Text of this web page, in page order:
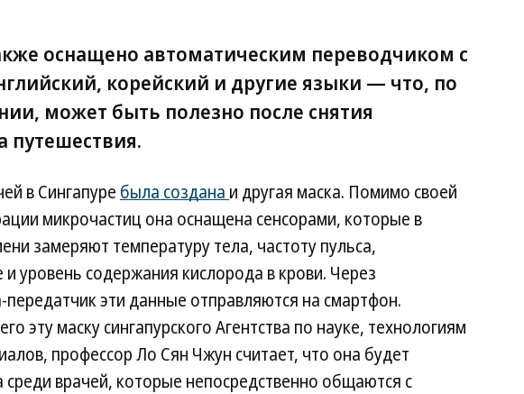
оснащено автоматическим переводчиком с
корейский и другие языки — что, по
может быть полезно после снятия
путешествия.
в Сингапуре была создана и другая маска. Помимо своей
микрочастиц она оснащена сенсорами, которые в
замеряют температуру тела, частоту пульса,
уровень содержания кислорода в крови. Через
эти данные отправляются на смартфон.
эту маску сингапурского Агентства по науке, технологиям
профессор Ло Сян Чжун считает, что она будет
среди врачей, которые непосредственно общаются с